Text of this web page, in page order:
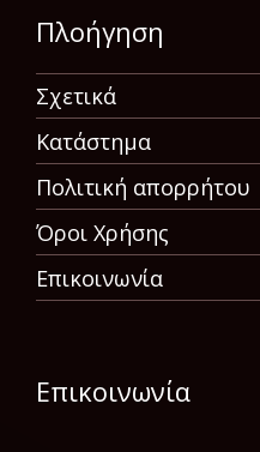
Πλοήγηση
Σχετικά
Κατάστημα
Πολιτική απορρήτου
Όροι Χρήσης
Επικοινωνία
Επικοινωνία